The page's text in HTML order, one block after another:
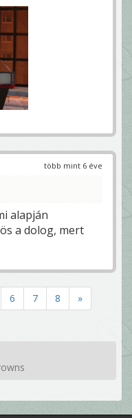
több mint 6 éve
alapján
a dolog, mert
6 7 8 »